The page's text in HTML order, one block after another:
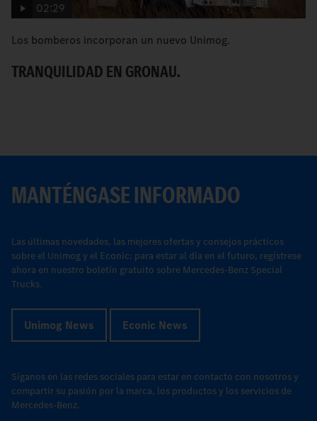
02:29
Los bomberos incorporan un nuevo Unimog.
TRANQUILIDAD EN GRONAU.
MANTÉNGASE INFORMADO
Las últimas novedades, las mejores ofertas y consejos prácticos
sobre el Unimog y el Econic: para estar al día en el futuro, regístrese
ahora en nuestro boletín gratuito sobre Mercedes-Benz Special
Trucks.
Unimog News Econic News
Síganos en las redes sociales para estar en contacto con nosotros y
compartir su pasión por la marca, los productos y los servicios de
Mercedes-Benz.